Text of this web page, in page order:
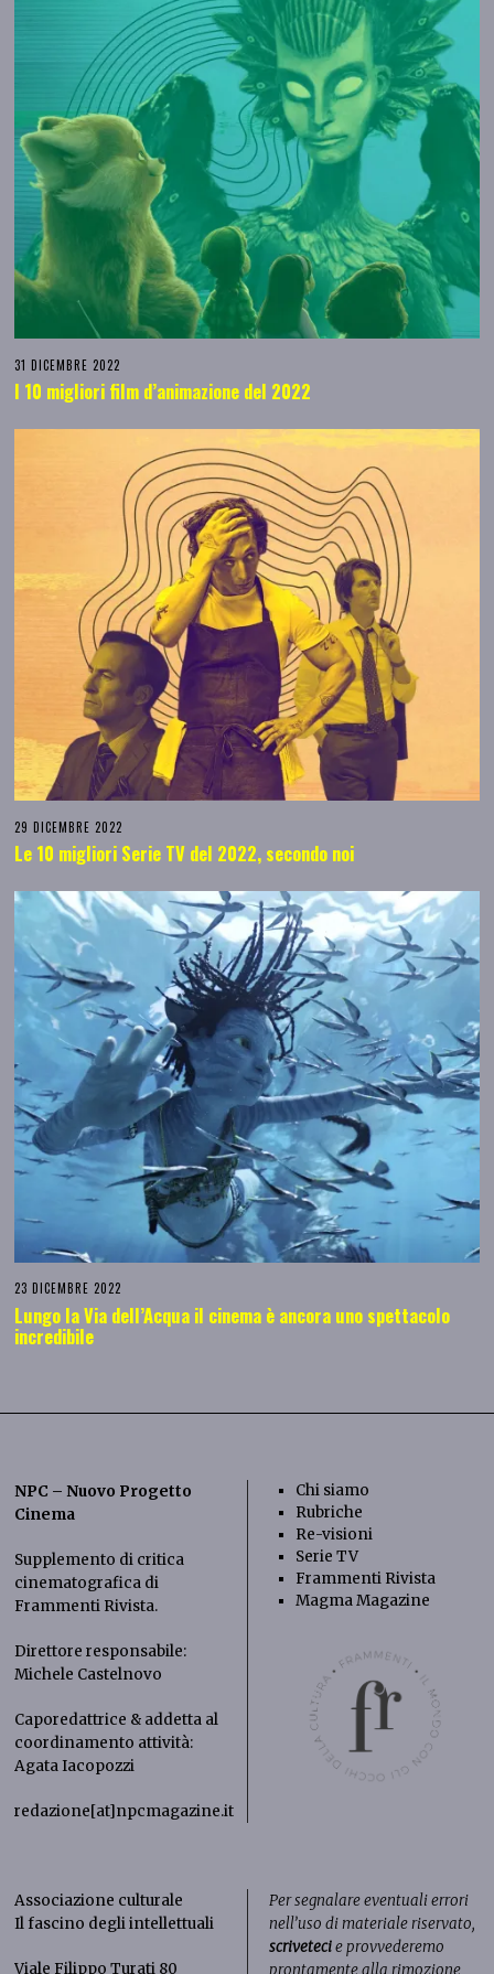
31 DICEMBRE 2022
I 10 migliori film d’animazione del 2022
29 DICEMBRE 2022
Le 10 migliori Serie TV del 2022, secondo noi
23 DICEMBRE 2022
Lungo la Via dell’Acqua il cinema è ancora uno spettacolo
incredibile
NPC – Nuovo Progetto
Cinema
Supplemento di critica
cinematografica di
Frammenti Rivista.
Direttore responsabile:
Michele Castelnovo
Caporedattrice & addetta al
coordinamento attività:
Agata Iacopozzi
redazione[at]npcmagazine.it
Chi siamo
Rubriche
Re-visioni
Serie TV
Frammenti Rivista
Magma Magazine
Associazione culturale
Il fascino degli intellettuali
Viale Filippo Turati 80
Per segnalare eventuali errori
nell’uso di materiale riservato,
scrivetecie provvederemo
prontamente alla rimozione